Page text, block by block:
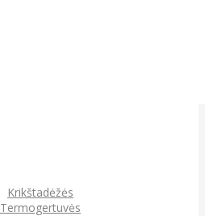
Krikštadėžės
Termogertuvės